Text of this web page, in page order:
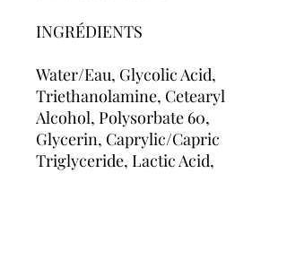
INGRÉDIENTS
Water/Eau, Glycolic Acid,
Triethanolamine, Cetearyl
Alcohol, Polysorbate 60,
Glycerin, Caprylic/Capric
Triglyceride, Lactic Acid,